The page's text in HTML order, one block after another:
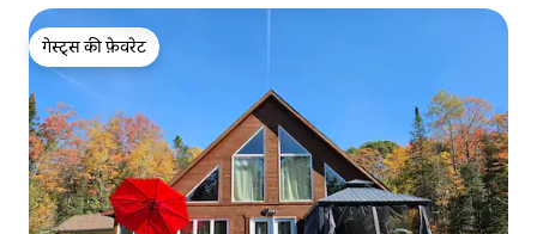
गेस्ट्स की फ़ेवरेट
गेस्ट्स की फ़ेवरेट